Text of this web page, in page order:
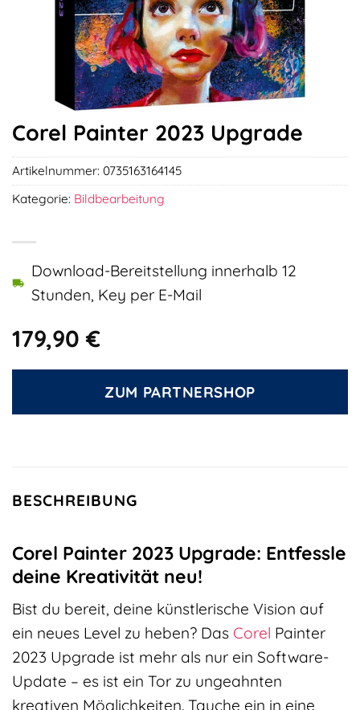
Corel Painter 2023 Upgrade
179,90€
Download-Bereitstellung innerhalb 12
Stunden, Key per E-Mail
ZUM PARTNERSHOP
Artikelnummer: 0735163164145
Kategorie: Bildbearbeitung
BESCHREIBUNG
Corel Painter 2023 Upgrade: Entfessle
deine Kreativität neu!
Bist du bereit, deine künstlerische Vision auf
ein neues Level zu heben? Das Corel Painter
2023 Upgrade ist mehr als nur ein Software-
Update – es ist ein Tor zu ungeahnten
kreativen Möglichkeiten. Tauche ein in eine